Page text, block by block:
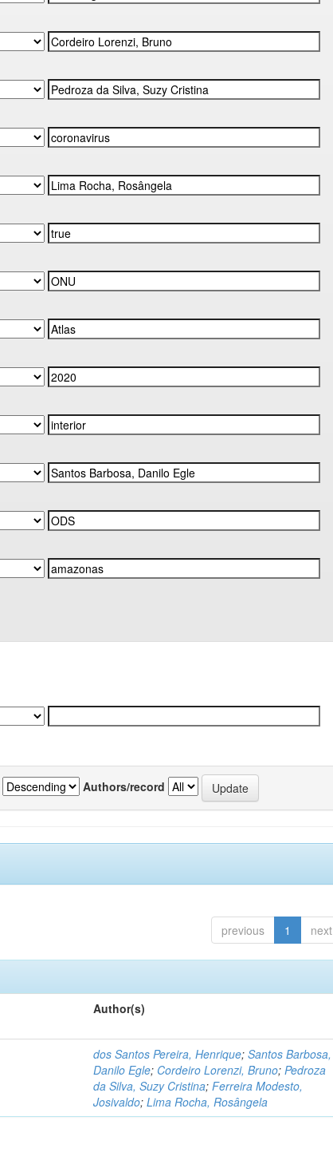
Authors/record
previous 1 next
Author(s)
dos Santos Pereira, Henrique;Santos Barbosa,
Danilo Egle; Cordeiro Lorenzi, Bruno;Pedroza
da Silva, Suzy Cristina;Ferreira Modesto,
Josivaldo;Lima Rocha, Rosângela